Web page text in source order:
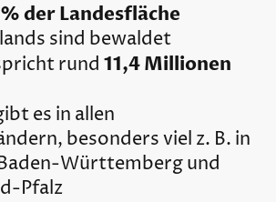
der Landesfläche
sind bewaldet
rund 11,4 Millionen
es in allen
besonders viel z. B. in
Württemberg und
Pfalz